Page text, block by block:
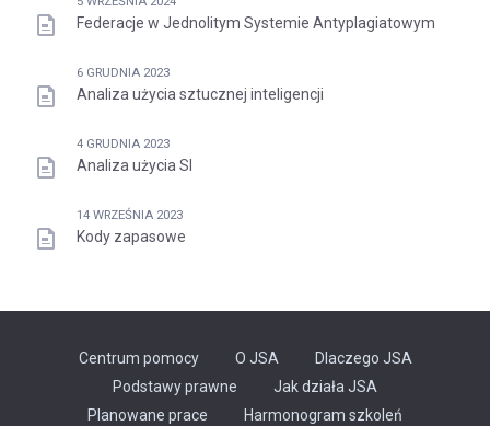
Federacje w Jednolitym Systemie Antyplagiatowym
6 GRUDNIA 2023
Analiza użycia sztucznej inteligencji
4 GRUDNIA 2023
Analiza użycia SI
14 WRZEŚNIA 2023
Kody zapasowe
Centrum pomocy O JSA
Dlaczego JSA
Podstawy prawne
Jak działa JSA
Planowane prace
Harmonogram szkoleń